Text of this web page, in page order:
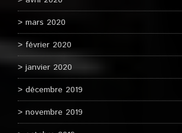
mars 2020
février 2020
janvier 2020
décembre 2019
novembre 2019